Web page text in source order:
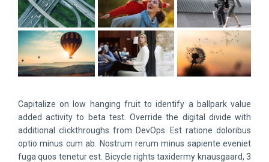
Capitalize on low hanging fruit to identify a ballpark value
added activity to beta test. Override the digital divide with
additional clickthroughs from DevOps. Est ratione doloribus
optio minus cum ab. Nostrum rerum minus sapiente eveniet
fuga quos tenetur est. Bicycle rights taxidermy knausgaard, 3